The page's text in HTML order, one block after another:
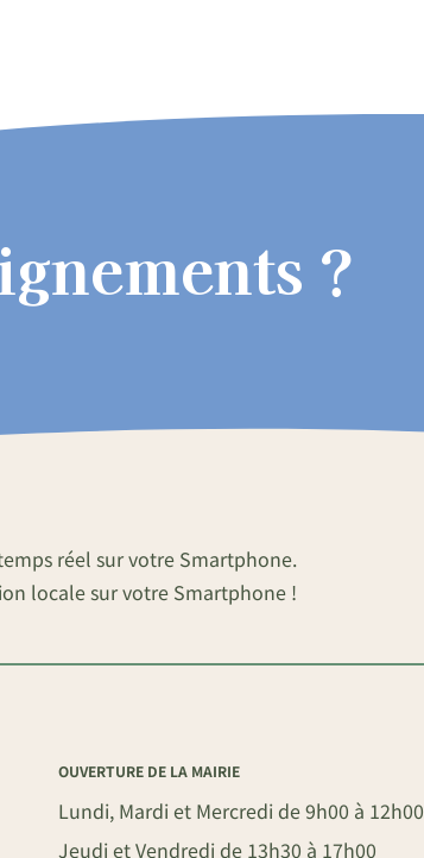
?
réel sur votre Smartphone.
locale sur votre Smartphone !
OUVERTURE DE LA MAIRIE
Lundi, Mardi et Mercredi de 9h00 à 12h00
Jeudi et Vendredi de 13h30 à 17h00